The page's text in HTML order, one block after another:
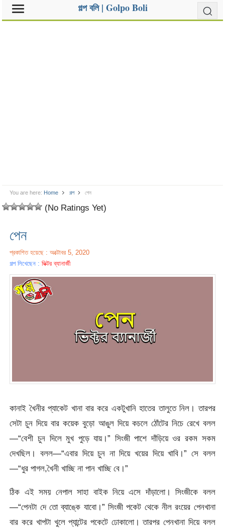
গল্প বলি | Golpo Boli
You are here: Home গল্প পেন
(No Ratings Yet)
পেন
প্রকাশিত হয়েছে : অক্টোবর 5, 2020
গল্প লিখেছেন :ভিক্টর ব্যানার্জী
কানাই খৈনীর প্যাকেট খানা বার করে একটুখানি হাতের তালুতে নিল। তারপর
সেটা চুন দিয়ে বার কয়েক বুড়ো আঙুল দিয়ে কচলে ঠোঁটের নিচে রেখে বলল
—“বেশী চুন দিলে মুখ পুড়ে যায়।” সিংজী পাশে দাঁড়িয়ে ওর রকম সকম
দেখছিল। বলল—“এবার দিয়ে চুন না দিয়ে খয়ের দিয়ে খাবি।” সে বলল
—“ধুর পাগল,খৈনী খাচ্ছি না পান খাচ্ছি বে।”
ঠিক এই সময় নেপাল সাহা বাইক নিয়ে এসে দাঁড়ালো। সিংজীকে বলল
—“পেনটা দে তো ব্যাঙ্কে যাবো।” সিংজী পকেট থেকে নীল রংয়ের পেনখানা
বার করে খাপটা খুলে প্যান্টের পকেটে ঢোকালো। তারপর পেনখানা দিয়ে বলল